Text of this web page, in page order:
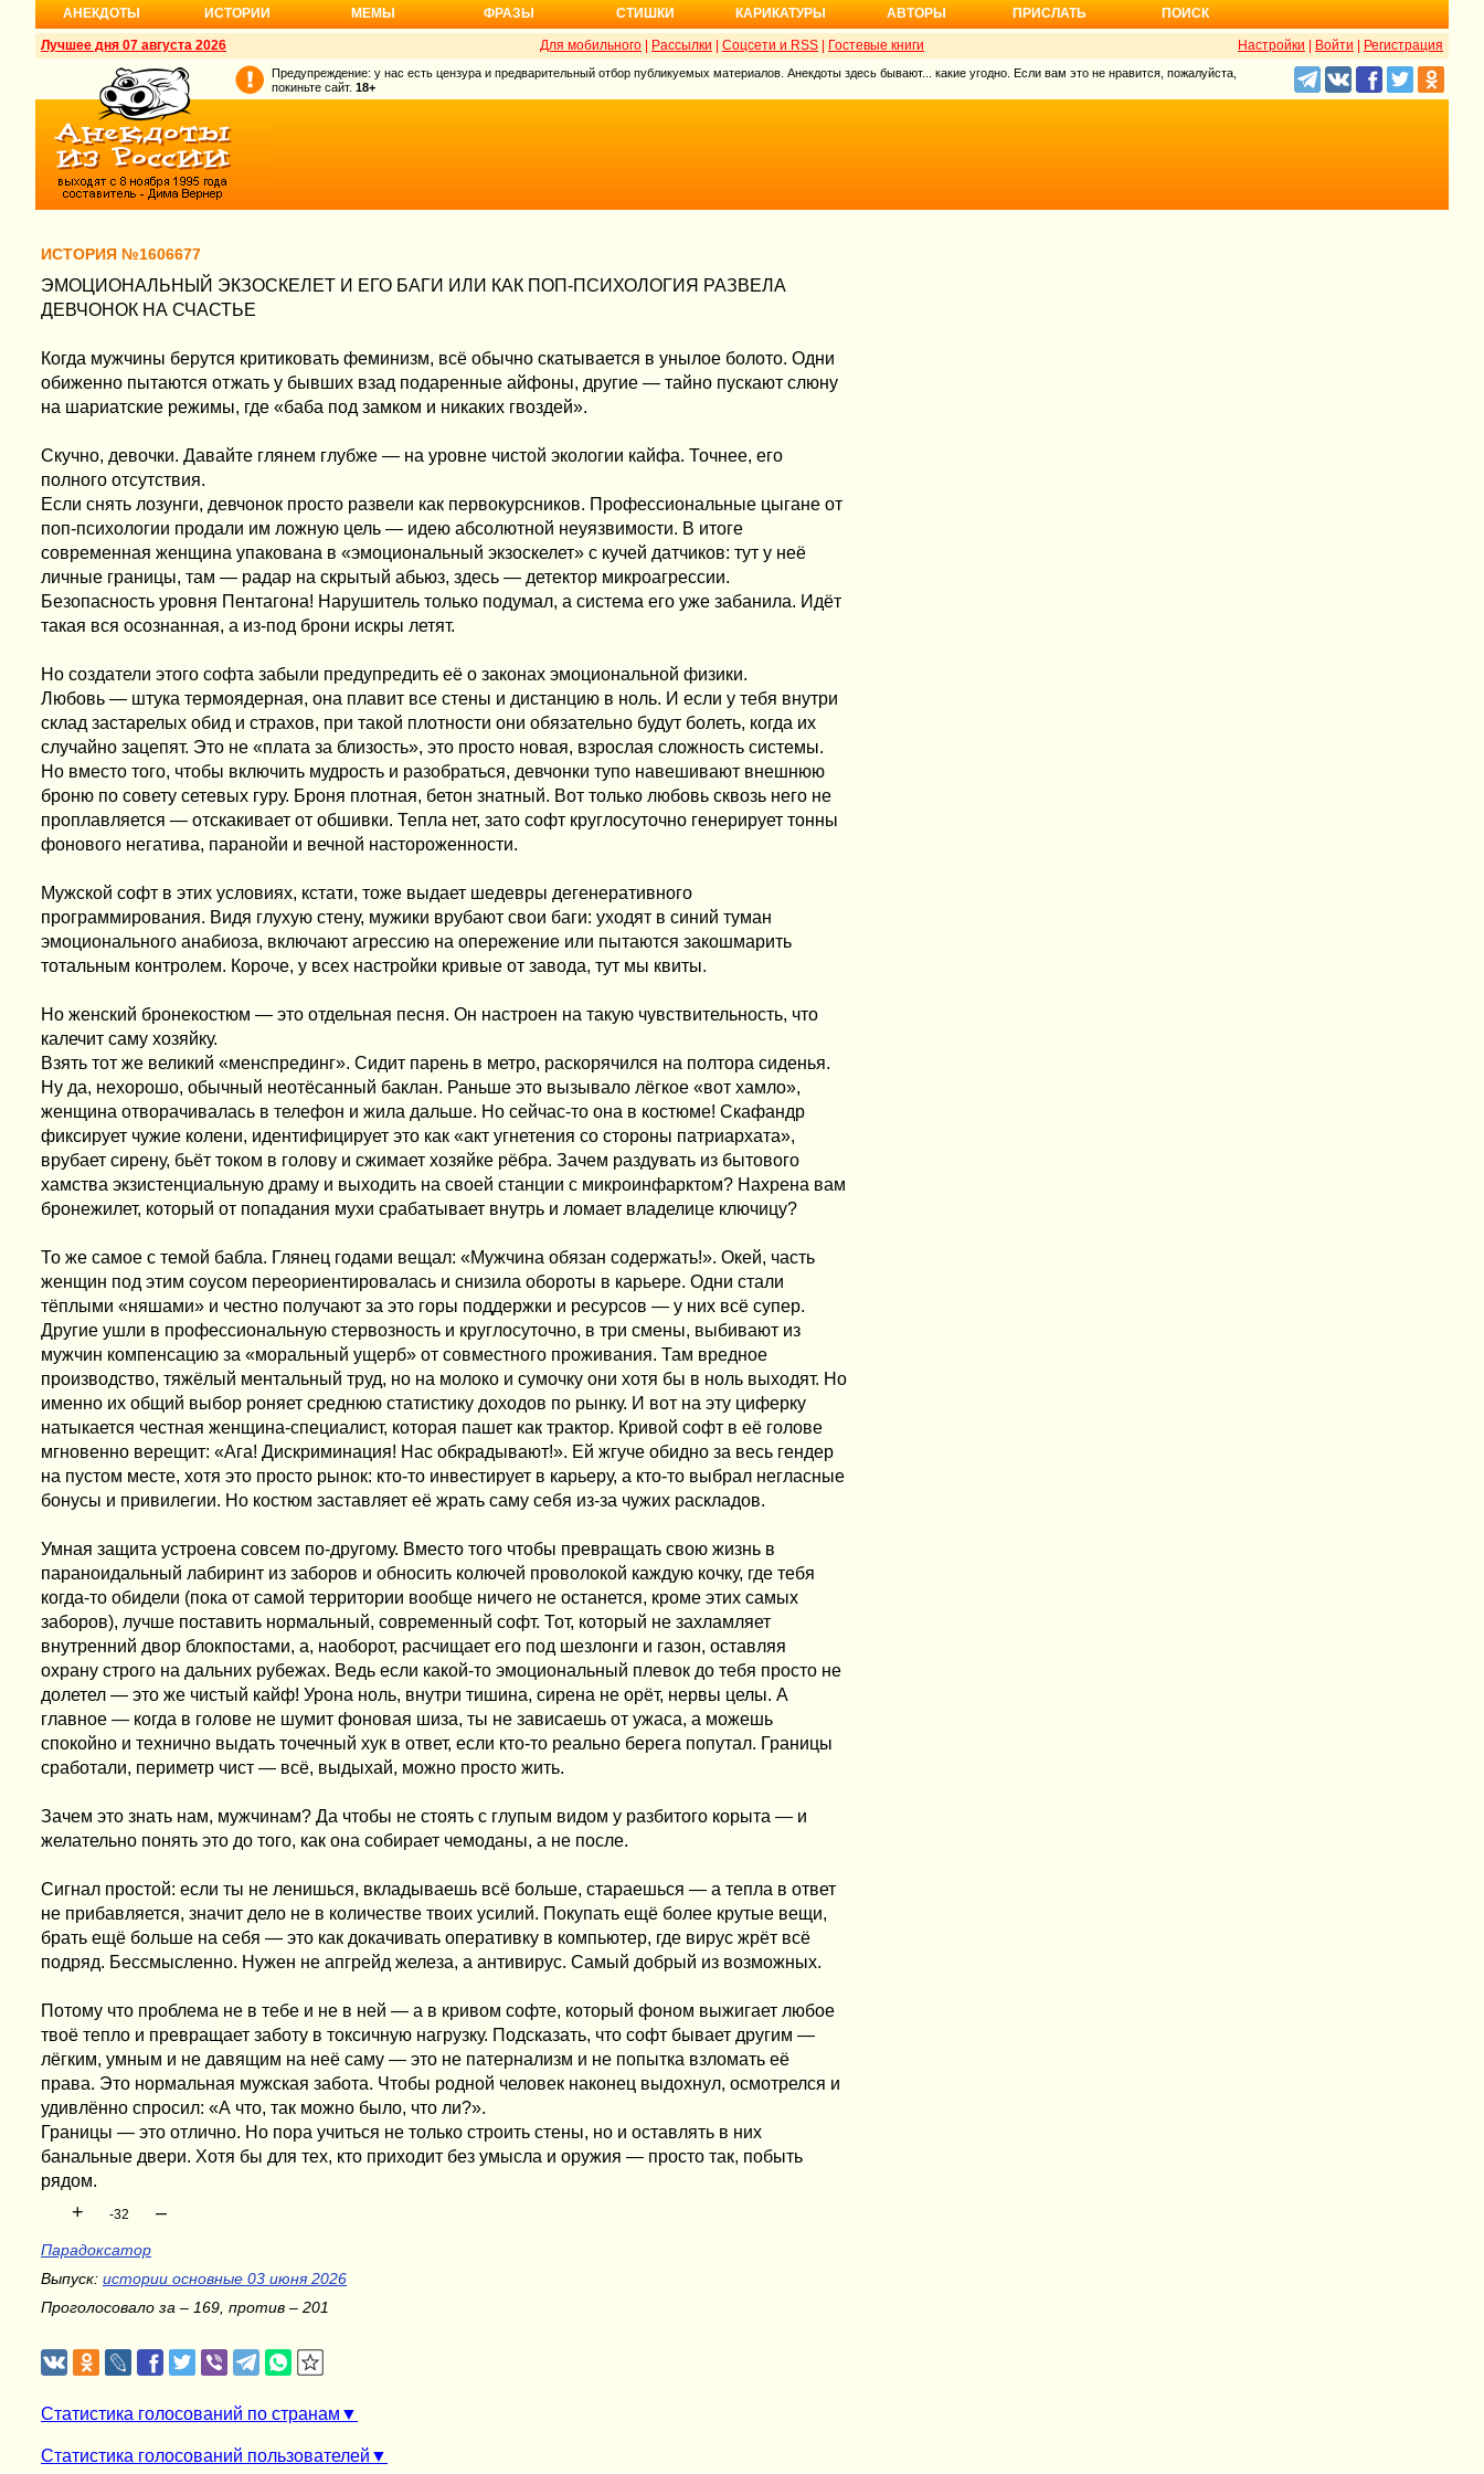
АНЕКДОТЫ ИСТОРИИ МЕМЫ ФРАЗЫ СТИШКИ КАРИКАТУРЫ АВТОРЫ ПРИСЛАТЬ ПОИСК
Лучшее дня 07 августа 2026 Настройки Войти Регистрация
Для мобильного Рассылки Соцсети и RSS Гостевые книги
Предупреждение: у нас есть цензура и предварительный отбор публикуемых материалов. Анекдоты здесь бывают... какие угодно. Если вам это не нравится, пожалуйста,
покиньте сайт. 18+
ИСТОРИЯ №1606677
ЭМОЦИОНАЛЬНЫЙ ЭКЗОСКЕЛЕТ И ЕГО БАГИ ИЛИ КАК ПОП-ПСИХОЛОГИЯ РАЗВЕЛА
ДЕВЧОНОК НА СЧАСТЬЕ
Когда мужчины берутся критиковать феминизм, всё обычно скатывается в унылое болото. Одни
обиженно пытаются отжать у бывших взад подаренные айфоны, другие — тайно пускают слюну
на шариатские режимы, где «баба под замком и никаких гвоздей».
Скучно, девочки. Давайте глянем глубже — на уровне чистой экологии кайфа. Точнее, его
полного отсутствия.
Если снять лозунги, девчонок просто развели как первокурсников. Профессиональные цыгане от
поп-психологии продали им ложную цель — идею абсолютной неуязвимости. В итоге
современная женщина упакована в «эмоциональный экзоскелет» с кучей датчиков: тут у неё
личные границы, там — радар на скрытый абьюз, здесь — детектор микроагрессии.
Безопасность уровня Пентагона! Нарушитель только подумал, а система его уже забанила. Идёт
такая вся осознанная, а из-под брони искры летят.
Но создатели этого софта забыли предупредить её о законах эмоциональной физики.
Любовь — штука термоядерная, она плавит все стены и дистанцию в ноль. И если у тебя внутри
склад застарелых обид и страхов, при такой плотности они обязательно будут болеть, когда их
случайно зацепят. Это не «плата за близость», это просто новая, взрослая сложность системы.
Но вместо того, чтобы включить мудрость и разобраться, девчонки тупо навешивают внешнюю
броню по совету сетевых гуру. Броня плотная, бетон знатный. Вот только любовь сквозь него не
проплавляется — отскакивает от обшивки. Тепла нет, зато софт круглосуточно генерирует тонны
фонового негатива, паранойи и вечной настороженности.
Мужской софт в этих условиях, кстати, тоже выдает шедевры дегенеративного
программирования. Видя глухую стену, мужики врубают свои баги: уходят в синий туман
эмоционального анабиоза, включают агрессию на опережение или пытаются закошмарить
тотальным контролем. Короче, у всех настройки кривые от завода, тут мы квиты.
Но женский бронекостюм — это отдельная песня. Он настроен на такую чувствительность, что
калечит саму хозяйку.
Взять тот же великий «менспрединг». Сидит парень в метро, раскорячился на полтора сиденья.
Ну да, нехорошо, обычный неотёсанный баклан. Раньше это вызывало лёгкое «вот хамло»,
женщина отворачивалась в телефон и жила дальше. Но сейчас-то она в костюме! Скафандр
фиксирует чужие колени, идентифицирует это как «акт угнетения со стороны патриархата»,
врубает сирену, бьёт током в голову и сжимает хозяйке рёбра. Зачем раздувать из бытового
хамства экзистенциальную драму и выходить на своей станции с микроинфарктом? Нахрена вам
бронежилет, который от попадания мухи срабатывает внутрь и ломает владелице ключицу?
То же самое с темой бабла. Глянец годами вещал: «Мужчина обязан содержать!». Окей, часть
женщин под этим соусом переориентировалась и снизила обороты в карьере. Одни стали
тёплыми «няшами» и честно получают за это горы поддержки и ресурсов — у них всё супер.
Другие ушли в профессиональную стервозность и круглосуточно, в три смены, выбивают из
мужчин компенсацию за «моральный ущерб» от совместного проживания. Там вредное
производство, тяжёлый ментальный труд, но на молоко и сумочку они хотя бы в ноль выходят. Но
именно их общий выбор роняет среднюю статистику доходов по рынку. И вот на эту циферку
натыкается честная женщина-специалист, которая пашет как трактор. Кривой софт в её голове
мгновенно верещит: «Ага! Дискриминация! Нас обкрадывают!». Ей жгуче обидно за весь гендер
на пустом месте, хотя это просто рынок: кто-то инвестирует в карьеру, а кто-то выбрал негласные
бонусы и привилегии. Но костюм заставляет её жрать саму себя из-за чужих раскладов.
Умная защита устроена совсем по-другому. Вместо того чтобы превращать свою жизнь в
параноидальный лабиринт из заборов и обносить колючей проволокой каждую кочку, где тебя
когда-то обидели (пока от самой территории вообще ничего не останется, кроме этих самых
заборов), лучше поставить нормальный, современный софт. Тот, который не захламляет
внутренний двор блокпостами, а, наоборот, расчищает его под шезлонги и газон, оставляя
охрану строго на дальних рубежах. Ведь если какой-то эмоциональный плевок до тебя просто не
долетел — это же чистый кайф! Урона ноль, внутри тишина, сирена не орёт, нервы целы. А
главное — когда в голове не шумит фоновая шиза, ты не зависаешь от ужаса, а можешь
спокойно и технично выдать точечный хук в ответ, если кто-то реально берега попутал. Границы
сработали, периметр чист — всё, выдыхай, можно просто жить.
Зачем это знать нам, мужчинам? Да чтобы не стоять с глупым видом у разбитого корыта — и
желательно понять это до того, как она собирает чемоданы, а не после.
Сигнал простой: если ты не ленишься, вкладываешь всё больше, стараешься — а тепла в ответ
не прибавляется, значит дело не в количестве твоих усилий. Покупать ещё более крутые вещи,
брать ещё больше на себя — это как докачивать оперативку в компьютер, где вирус жрёт всё
подряд. Бессмысленно. Нужен не апгрейд железа, а антивирус. Самый добрый из возможных.
Потому что проблема не в тебе и не в ней — а в кривом софте, который фоном выжигает любое
твоё тепло и превращает заботу в токсичную нагрузку. Подсказать, что софт бывает другим —
лёгким, умным и не давящим на неё саму — это не патернализм и не попытка взломать её
права. Это нормальная мужская забота. Чтобы родной человек наконец выдохнул, осмотрелся и
удивлённо спросил: «А что, так можно было, что ли?».
Границы — это отлично. Но пора учиться не только строить стены, но и оставлять в них
банальные двери. Хотя бы для тех, кто приходит без умысла и оружия — просто так, побыть
рядом.
+ -32 –
Парадоксатор
Выпуск: истории основные 03 июня 2026
Проголосовало за – 169, против – 201
Статистика голосований по странам
Статистика голосований пользователей